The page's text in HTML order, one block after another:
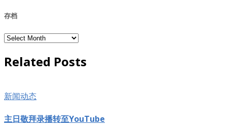
存档
存
Related Posts
新闻动态
主日敬拜录播转至YouTube